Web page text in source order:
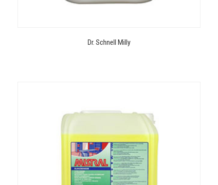
Dr. Schnell Milly